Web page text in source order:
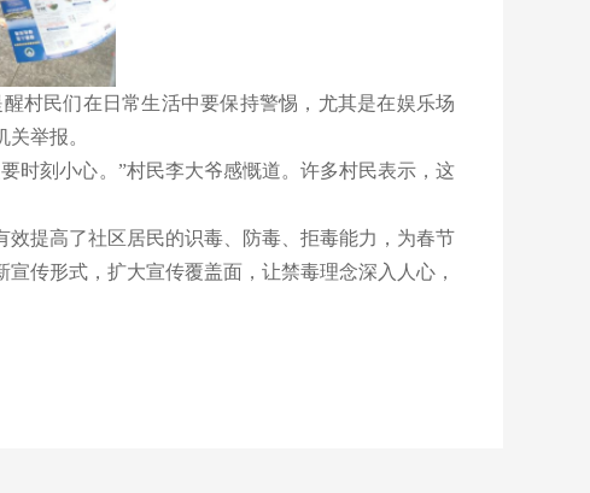
村民们在日常生活中要保持警惕，尤其是在娱乐场
举报。
时刻小心。”村民李大爷感慨道。许多村民表示，这
提高了社区居民的识毒、防毒、拒毒能力，为春节
传形式，扩大宣传覆盖面，让禁毒理念深入人心，